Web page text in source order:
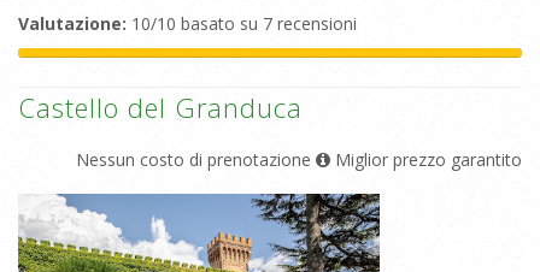
Valutazione: 10/10 basato su 7 recensioni
Castello del Granduca
Nessun costo di prenotazione Miglior prezzo garantito